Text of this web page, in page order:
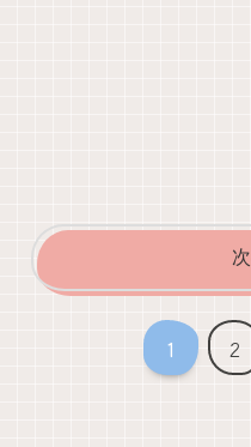
1 2